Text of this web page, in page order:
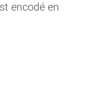
encodé en